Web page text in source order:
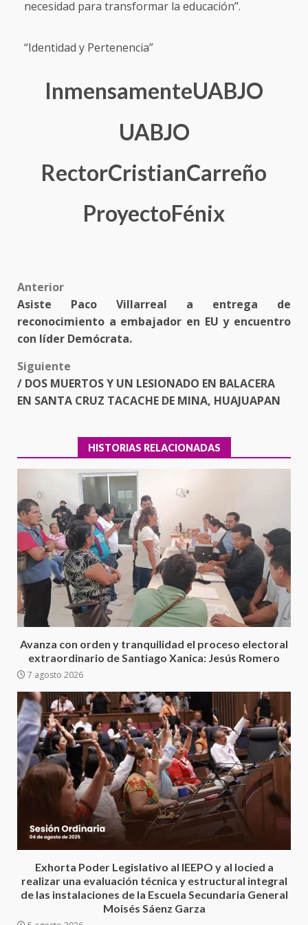
necesidad para transformar la educación”.
“Identidad y Pertenencia”
InmensamenteUABJO
UABJO
RectorCristianCarreño
ProyectoFénix
Post
navigation
Anterior
Asiste Paco Villarreal a entrega de
reconocimiento a embajador en EU y encuentro
con líder Demócrata.
Siguiente
/ DOS MUERTOS Y UN LESIONADO EN BALACERA
EN SANTA CRUZ TACACHE DE MINA, HUAJUAPAN
HISTORIAS RELACIONADAS
Avanza con orden y tranquilidad el proceso electoral
extraordinario de Santiago Xanica: Jesús Romero
7 agosto 2026
Exhorta Poder Legislativo al IEEPO y al Iocied a
realizar una evaluación técnica y estructural integral
de las instalaciones de la Escuela Secundaria General
Moisés Sáenz Garza
3
Ciudad Salud: justicia social para
Oaxaca
4
con el Gobernador Salomón Jara
Cruz reafirma la consolidación
de la transformación en
territorio oaxaqueño
30 julio 2026
Secretaría de Gobierno refuerza
presencia institucional en San
Juan Mazatlán
20 julio 2026
de Juárez caso de maltrato
animal tras denuncia ciudadana
16 julio 2026